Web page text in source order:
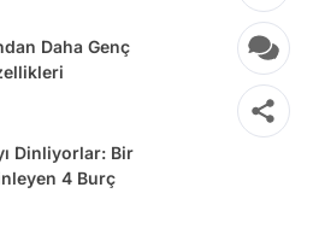
Daha Genç
Dinliyorlar: Bir
4 Burç